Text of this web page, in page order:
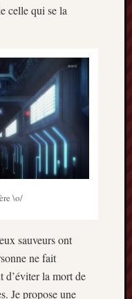
celle qui se la
\o/
sauveurs ont
ne fait
d’éviter la mort de
Je propose une